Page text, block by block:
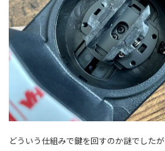
どういう仕組みで鍵を回すのか謎でした